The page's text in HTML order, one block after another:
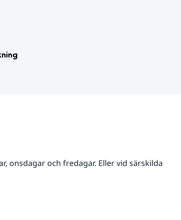
onsdagar och fredagar. Eller vid särskilda